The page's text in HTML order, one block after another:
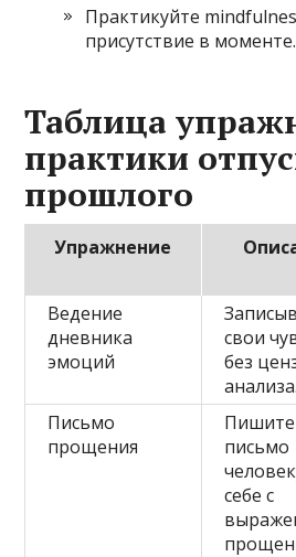
Практикуйте
присутствие в моменте.
Таблица
практики
прошлого
Упражнение
Ведение
дневника
эмоций
свои
без
анализа.
Письмо
прощения
Пишите
письмо
себе с